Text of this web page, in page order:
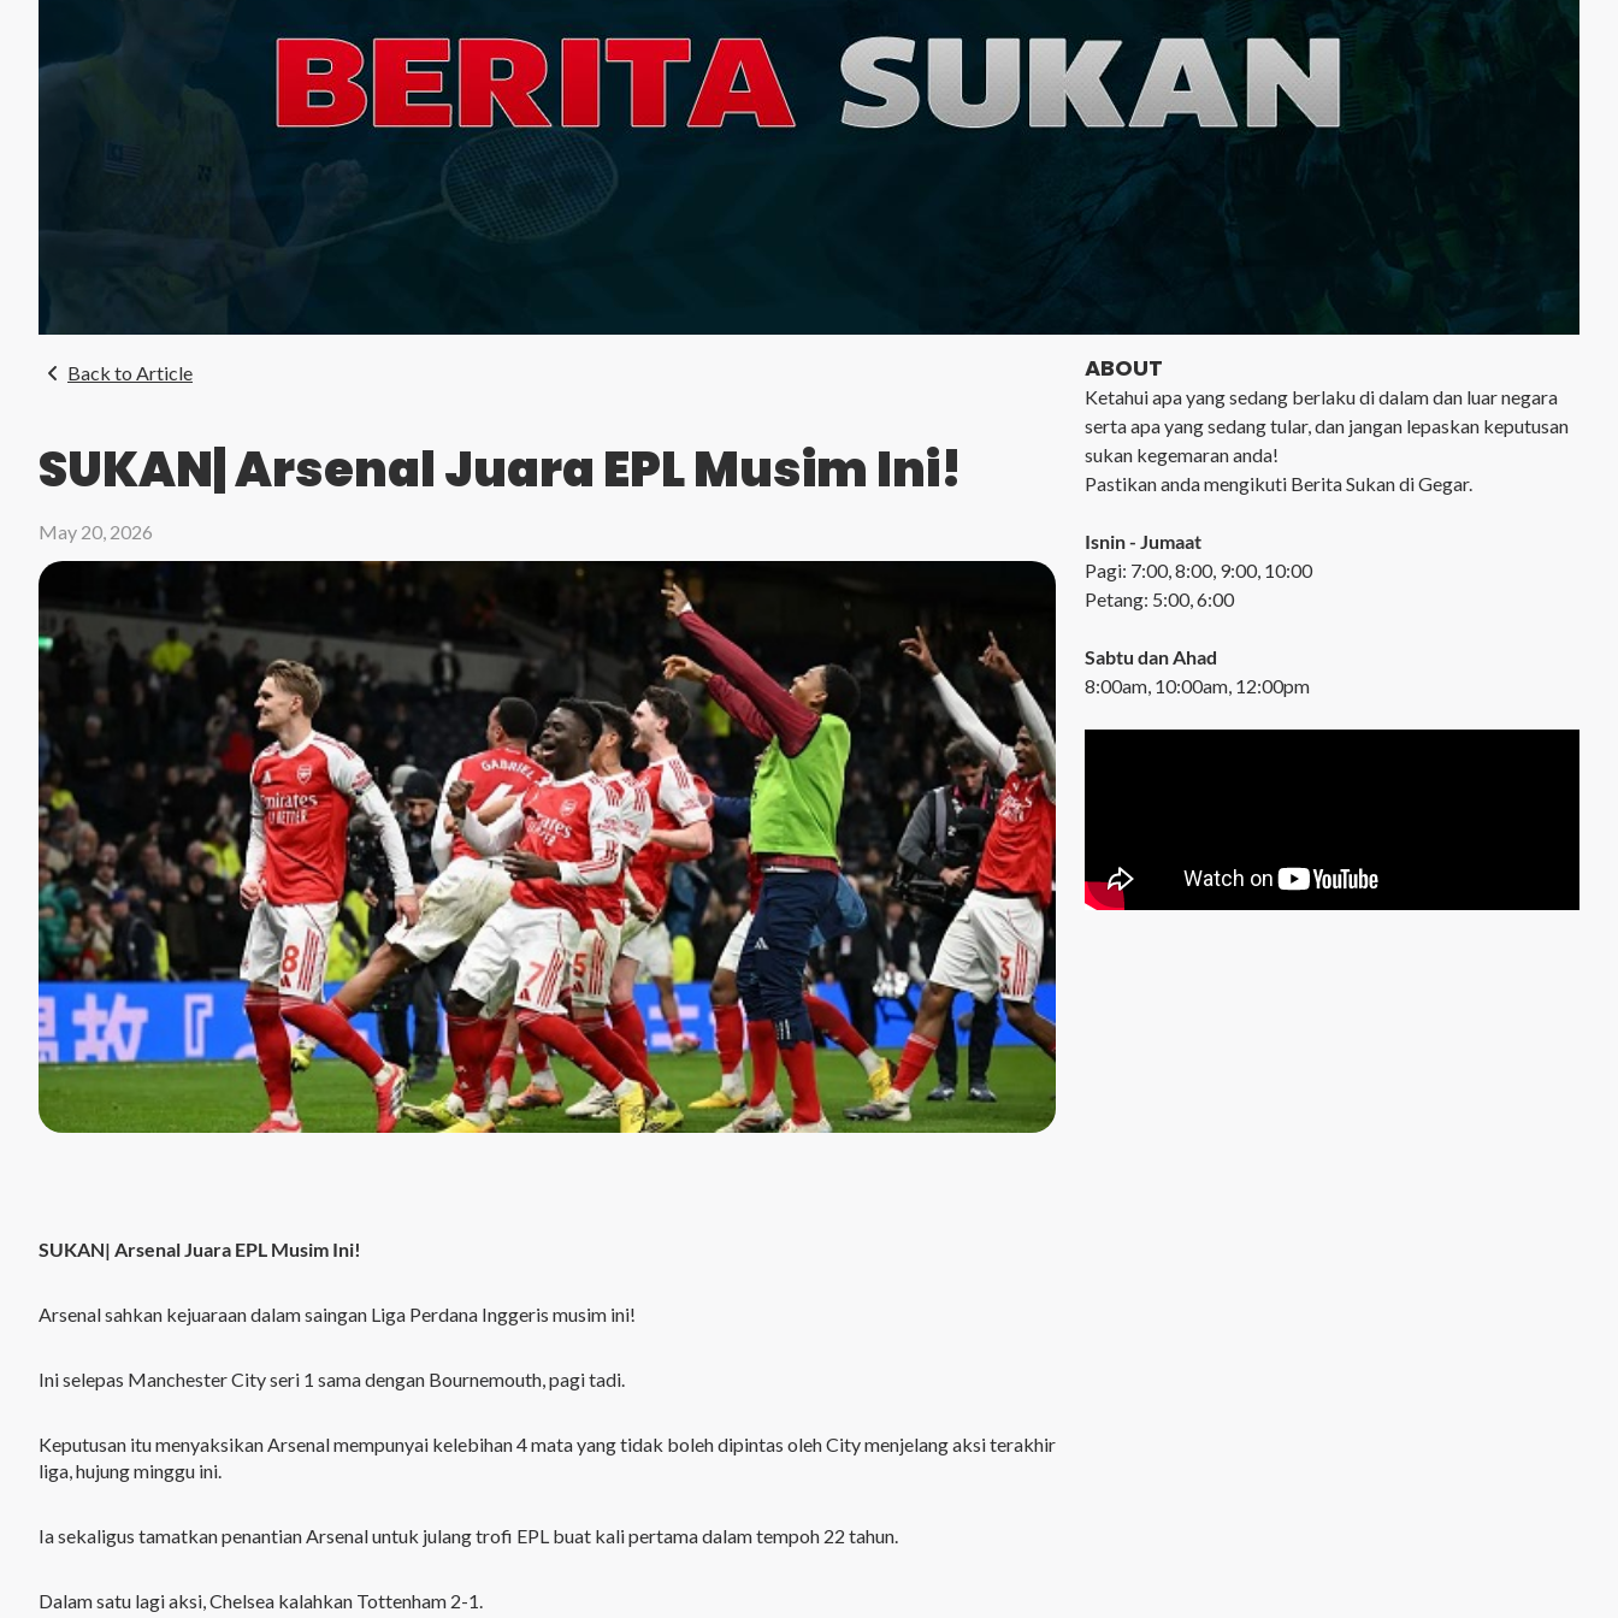
Back to Article
SUKAN| Arsenal Juara EPL Musim Ini!
May 20, 2026
SUKAN| Arsenal Juara EPL Musim Ini!
Arsenal sahkan kejuaraan dalam saingan Liga Perdana Inggeris musim ini!
Ini selepas Manchester City seri 1 sama dengan Bournemouth, pagi tadi.
Keputusan itu menyaksikan Arsenal mempunyai kelebihan 4 mata yang tidak boleh dipintas oleh City menjelang aksi terakhir
liga, hujung minggu ini.
Ia sekaligus tamatkan penantian Arsenal untuk julang trofi EPL buat kali pertama dalam tempoh 22 tahun.
Dalam satu lagi aksi, Chelsea kalahkan Tottenham 2-1.
ABOUT
Ketahui apa yang sedang berlaku di dalam dan luar negara
serta apa yang sedang tular, dan jangan lepaskan keputusan
sukan kegemaran anda!
Pastikan anda mengikuti Berita Sukan di Gegar.
Isnin - Jumaat
Pagi: 7:00, 8:00, 9:00, 10:00
Petang: 5:00, 6:00
Sabtu dan Ahad
8:00am, 10:00am, 12:00pm